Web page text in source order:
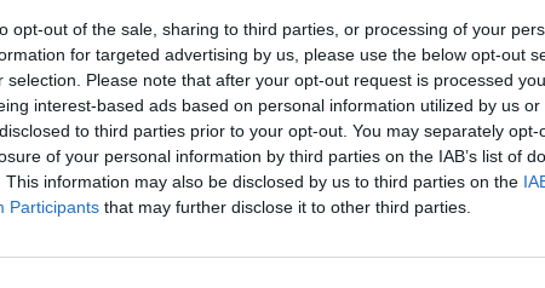
opt-out of the sale, sharing to third parties, or processing of your
for targeted advertising by us, please use the below opt-out
selection. Please note that after your opt-out request is processed
interest-based ads based on personal information utilized by us or
to third parties prior to your opt-out. You may separately opt-
of your personal information by third parties on the IAB’s list of
This information may also be disclosed by us to third parties on the
Participants that may further disclose it to other third parties.